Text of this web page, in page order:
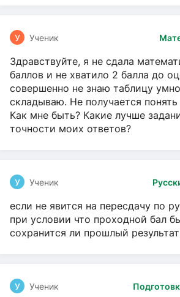
У Ученик
Здравствуйте, я не сдала
баллов и не хватило 2 балла до
совершенно не знаю таблицу
складываю. Не получается
Как мне быть? Какие лучше
точности моих ответов?
У Ученик
если не явится на пересдачу по
при условии что проходной бал
сохранится ли прошлый результат
У Ученик